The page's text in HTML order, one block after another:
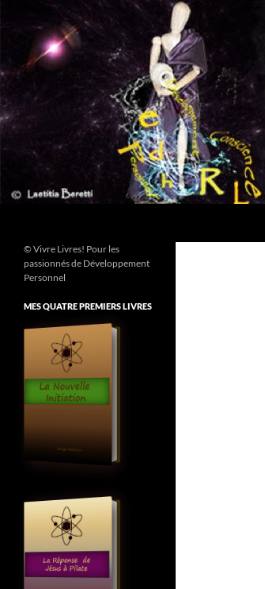
contenu
© Vivre Livres! Pour les
passionnés de Développement
Personnel
MES QUATRE PREMIERS LIVRES